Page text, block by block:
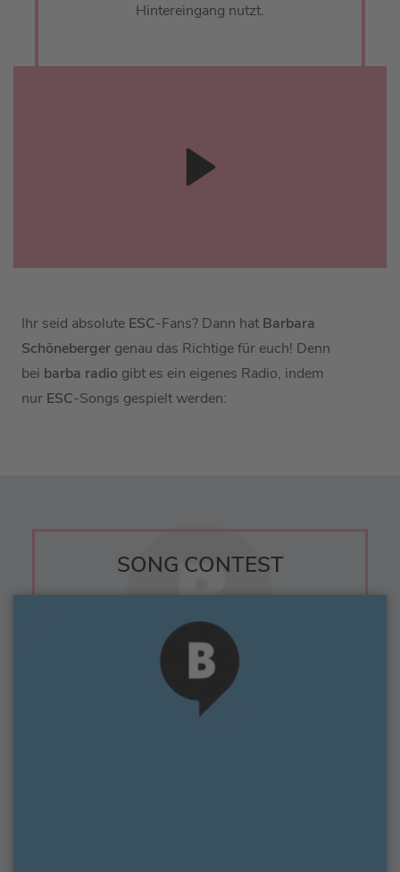
Hintereingang nutzt.
Ihr seid absolute ESC-Fans? Dann hat Barbara
Schöneberger genau das Richtige für euch! Denn
bei barba radio gibt es ein eigenes Radio, indem
nur ESC-Songs gespielt werden:
SONG CONTEST